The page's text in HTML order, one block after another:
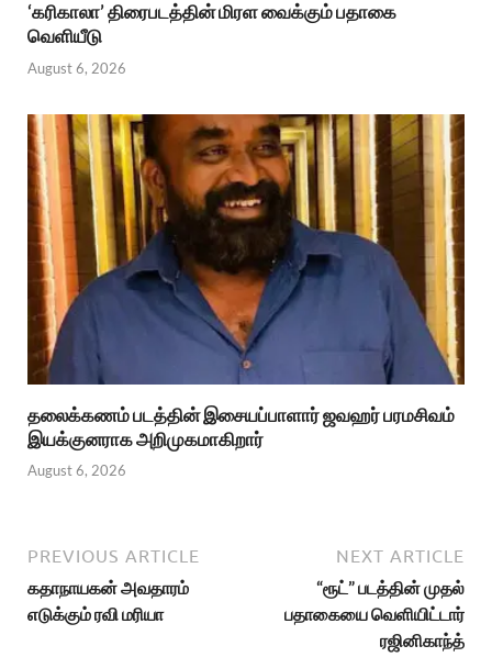
‘கரிகாலா’ திரைபடத்தின் மிரள வைக்கும் பதாகை
வெளியீடு
August 6, 2026
தலைக்கணம் படத்தின் இசையப்பாளார் ஜவஹர் பரமசிவம்
இயக்குனராக அறிமுகமாகிறார்
August 6, 2026
PREVIOUS ARTICLE
கதாநாயகன் அவதாரம்
எடுக்கும் ரவி மரியா
NEXT ARTICLE
“ரூட்” படத்தின் முதல்
பதாகையை வெளியிட்டார்
ரஜினிகாந்த்